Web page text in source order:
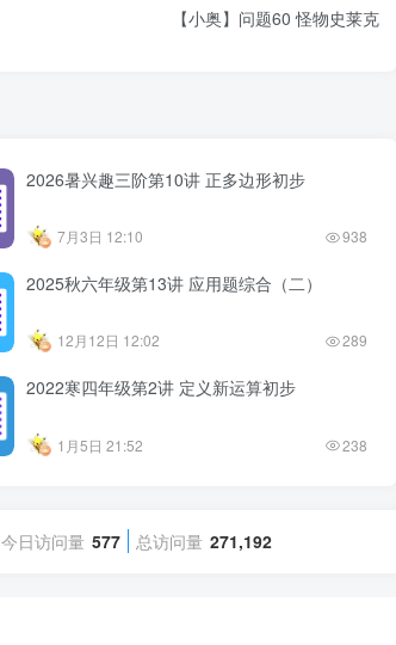
【小奥】问题60 怪物史莱克
2026暑兴趣三阶第10讲 正多边形初步
7月3日 12:10 938
2025秋六年级第13讲 应用题综合（二）
12月12日 12:02 289
2022寒四年级第2讲 定义新运算初步
1月5日 21:52 238
今日访问量 577 总访问量 271,192